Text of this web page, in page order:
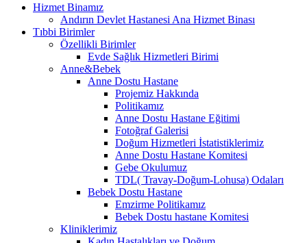
Hizmet Binamız
Andırın Devlet Hastanesi Ana Hizmet Binası
Tıbbi Birimler
Özellikli Birimler
Evde Sağlık Hizmetleri Birimi
Anne&Bebek
Anne Dostu Hastane
Projemiz Hakkında
Politikamız
Anne Dostu Hastane Eğitimi
Fotoğraf Galerisi
Doğum Hizmetleri İstatistiklerimiz
Anne Dostu Hastane Komitesi
Gebe Okulumuz
TDL( Travay-Doğum-Lohusa) Odaları
Bebek Dostu Hastane
Emzirme Politikamız
Bebek Dostu hastane Komitesi
Kliniklerimiz